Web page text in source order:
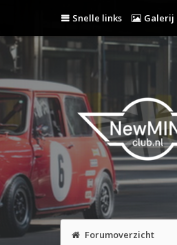
Snelle links Galerij
Forumoverzicht